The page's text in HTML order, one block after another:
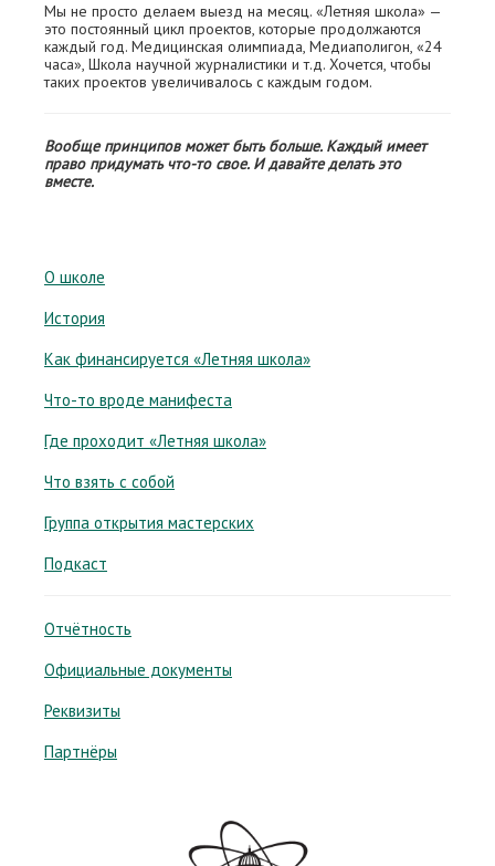
Мы не просто делаем выезд на месяц. «Летняя школа» —
это постоянный цикл проектов, которые продолжаются
каждый год. Медицинская олимпиада, Медиаполигон, «24
часа», Школа научной журналистики и т.д. Хочется, чтобы
таких проектов увеличивалось с каждым годом.
Вообще принципов может быть больше. Каждый имеет
право придумать что-то свое. И давайте делать это
вместе.
О школе
История
Как финансируется «Летняя школа»
Что-то вроде манифеста
Где проходит «Летняя школа»
Что взять с собой
Группа открытия мастерских
Подкаст
Отчётность
Официальные документы
Реквизиты
Партнёры